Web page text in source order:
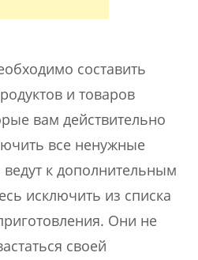
составить
и товаров
вам действительно
все ненужные
к дополнительным
исключить из списка
Они не
своей